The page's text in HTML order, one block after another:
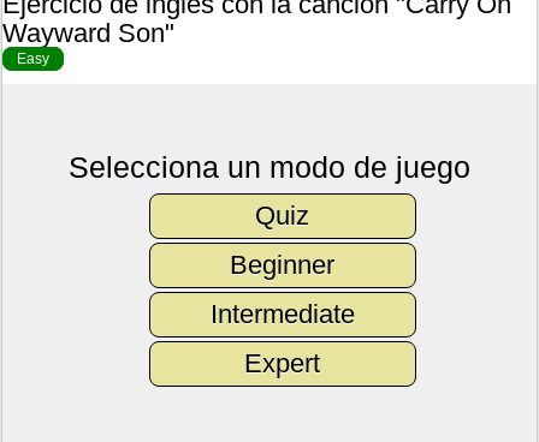
Wayward Son"
Easy
Selecciona un modo de juego
Quiz
Beginner
Intermediate
Expert